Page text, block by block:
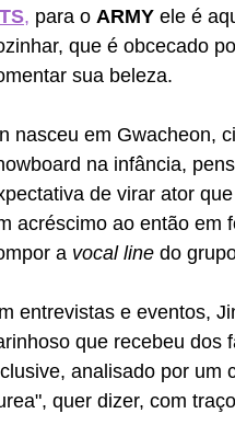
, para o ARMY ele é
que é obcecado
sua beleza.
nasceu em Gwacheon,
na infância,
de virar ator
acréscimo ao então em
a vocal line do
entrevistas e eventos,
que recebeu dos
analisado por um
quer dizer, com